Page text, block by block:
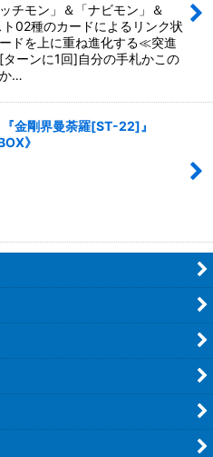
チモン」＆「ナビモン」＆
ト02種のカードによるリンク状
ドを上に重ね進化する≪突進
ーンに1回]自分の手札かこの
…
金剛界曼荼羅[ST-22]』
》